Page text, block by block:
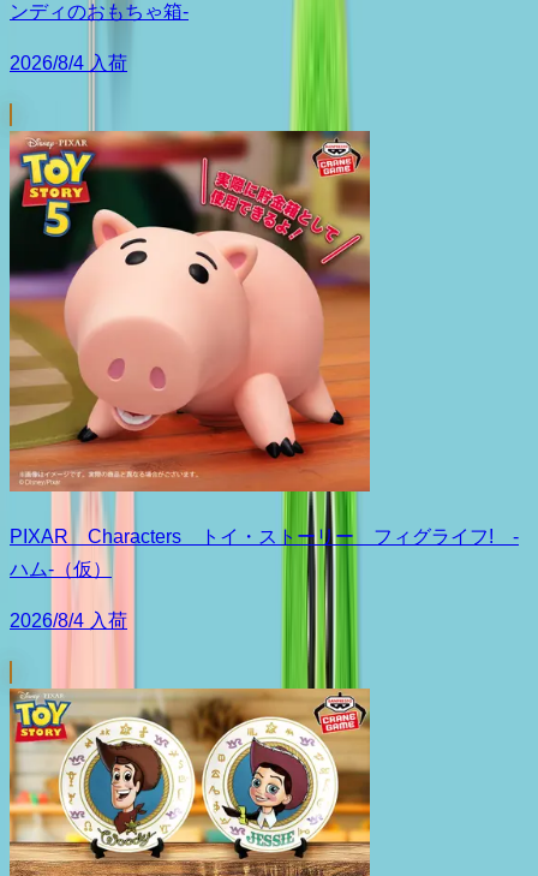
ンディのおもちゃ箱-
2026/8/4 入荷
PIXAR Characters トイ・ストーリー フィグライフ! -
ハム-（仮）
2026/8/4 入荷